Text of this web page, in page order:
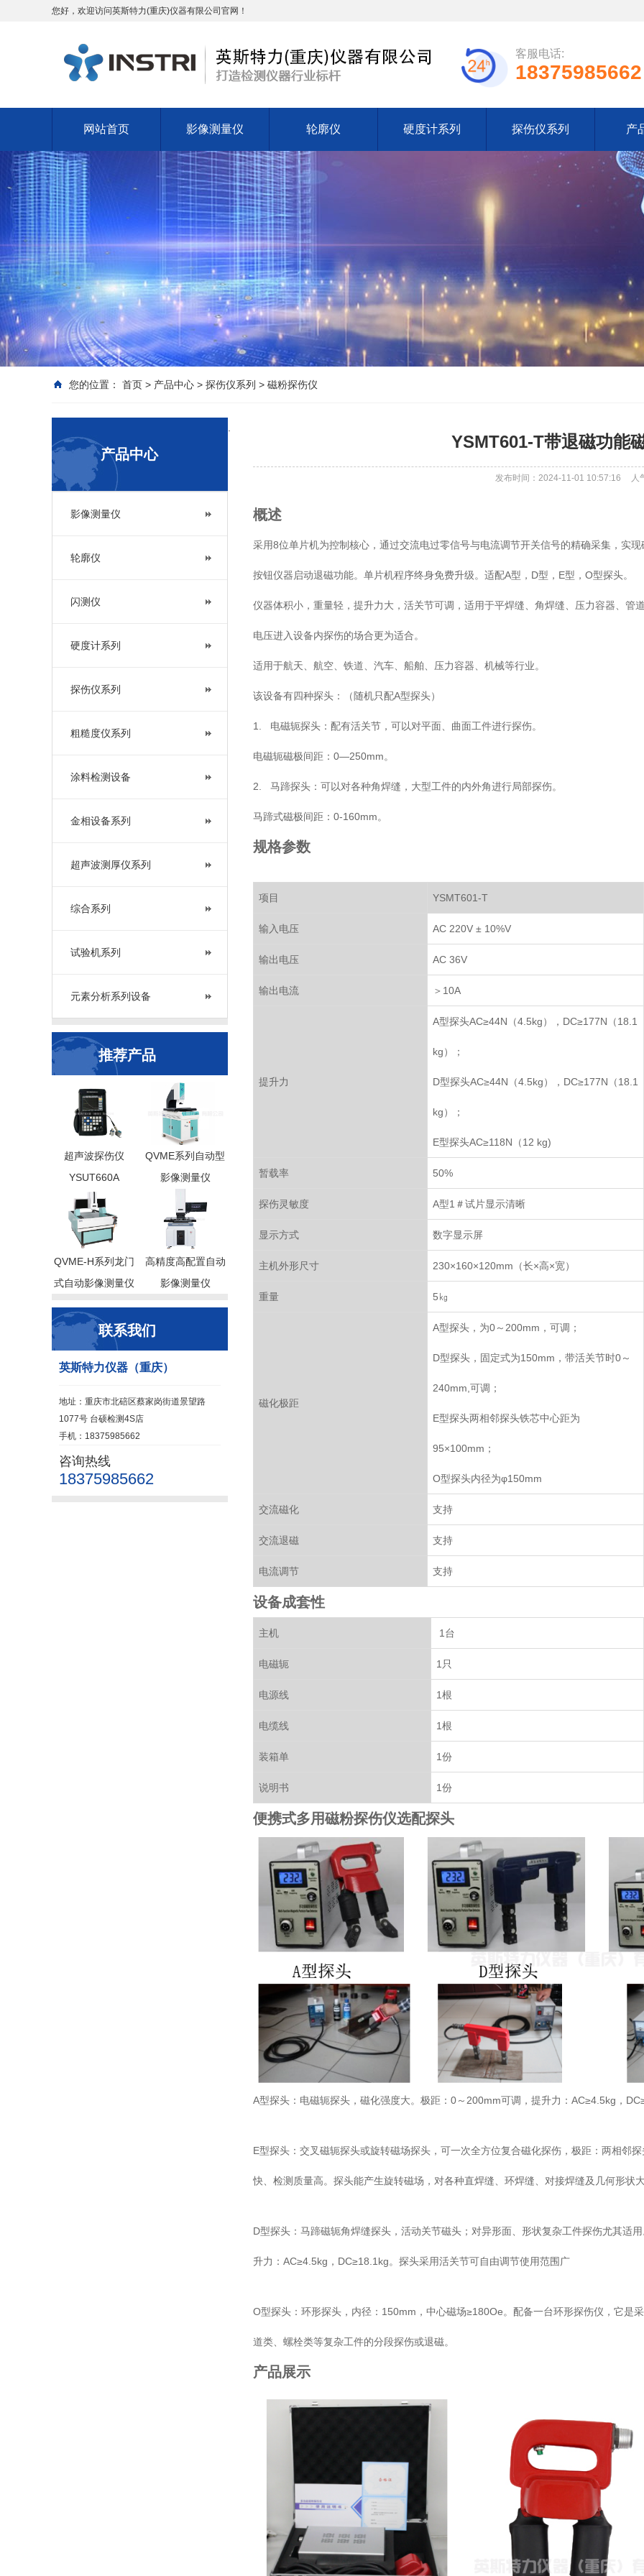
您好，欢迎访问英斯特力(重庆)仪器有限公司官网！
客服电话:
18375985662
网站首页 影像测量仪 轮廓仪 硬度计系列 探伤仪系列 产
您的位置： 首页 > 产品中心 > 探伤仪系列 > 磁粉探伤仪
产品中心
影像测量仪
轮廓仪
闪测仪
硬度计系列
探伤仪系列
粗糙度仪系列
涂料检测设备
金相设备系列
超声波测厚仪系列
综合系列
试验机系列
元素分析系列设备
推荐产品
超声波探伤仪
YSUT660A
QVME系列自动型
影像测量仪
QVME-H系列龙门
式自动影像测量仪
高精度高配置自动
影像测量仪
联系我们
英斯特力仪器（重庆）
地址：重庆市北碚区蔡家岗街道景望路
1077号 台硕检测4S店
手机：18375985662
咨询热线
18375985662
YSMT601-T带退磁功能
发布时间：2024-11-01 10:57:16 人
概述
采用8位单片机为控制核心，通过交流电过零信号与电流调节开关信号的精确采集，实
按钮仪器启动退磁功能。单片机程序终身免费升级。适配A型，D型，E型，O型探头。
仪器体积小，重量轻，提升力大，活关节可调，适用于平焊缝、角焊缝、压力容器、管
电压进入设备内探伤的场合更为适合。
适用于航天、航空、铁道、汽车、船舶、压力容器、机械等行业。
该设备有四种探头：（随机只配A型探头）
1. 电磁轭探头：配有活关节，可以对平面、曲面工件进行探伤。
电磁轭磁极间距：0—250mm。
2. 马蹄探头：可以对各种角焊缝，大型工件的内外角进行局部探伤。
马蹄式磁极间距：0-160mm。
规格参数
项目 YSMT601-T
输入电压 AC 220V ± 10%V
输出电压 AC 36V
输出电流 ＞10A
提升力
A型探头AC≥44N（4.5kg），DC≥177N（18.1
kg）；
D型探头AC≥44N（4.5kg），DC≥177N（18.1
kg）；
E型探头AC≥118N（12 kg)
暂载率 50%
探伤灵敏度 A型1＃试片显示清晰
显示方式 数字显示屏
主机外形尺寸 230×160×120mm（长×高×宽）
重量 5㎏
磁化极距
A型探头，为0～200mm，可调；
D型探头，固定式为150mm，带活关节时0～
240mm,可调；
E型探头两相邻探头铁芯中心距为
95×100mm；
O型探头内径为φ150mm
交流磁化 支持
交流退磁 支持
电流调节 支持
设备成套性
主机 1台
电磁轭 1只
电源线 1根
电缆线 1根
装箱单 1份
说明书 1份
便携式多用磁粉探伤仪选配探头
A型探头：电磁轭探头，磁化强度大。极距：0～200mm可调，提升力：AC≥4.5kg，
E型探头：交叉磁轭探头或旋转磁场探头，可一次全方位复合磁化探伤，极距：两相邻
快、检测质量高。探头能产生旋转磁场，对各种直焊缝、环焊缝、对接焊缝及几何形状
D型探头：马蹄磁轭角焊缝探头，活动关节磁头；对异形面、形状复杂工件探伤尤其适
升力：AC≥4.5kg，DC≥18.1kg。探头采用活关节可自由调节使用范围广
O型探头：环形探头，内径：150mm，中心磁场≥180Oe。配备一台环形探伤仪，它是
道类、螺栓类等复杂工件的分段探伤或退磁。
产品展示